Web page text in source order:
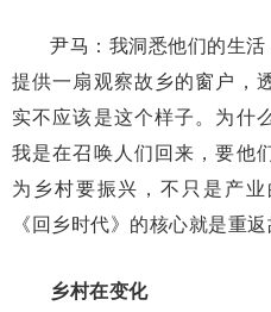
尹马：我洞悉他们的生
提供一扇观察故乡的窗户，
实不应该是这个样子。为什
我是在召唤人们回来，要他
为乡村要振兴，不只是产业
《回乡时代》的核心就是重
乡村在变化